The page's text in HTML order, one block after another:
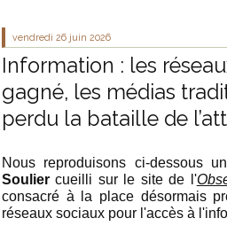
vendredi 26 juin 2026
Information : les
gagné, les médias
perdu la bataille de
Nous reproduisons ci-dessous
Soulier cueilli sur le site de l'
consacré à la place désormais
réseaux sociaux pour l'accès à